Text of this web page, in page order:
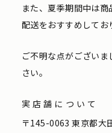
また、夏季期間中は
配送をおすすめしてお
ご不明な点がござい
さい。
実店舗について
〒145-0063 東京都大